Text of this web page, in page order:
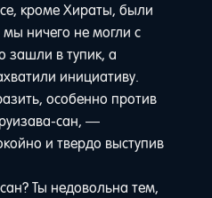
кроме Хираты, были
ничего не могли с
зашли в тупик, а
инициативу.
особенно против
сан, —
и твердо выступив
Ты недовольна тем,